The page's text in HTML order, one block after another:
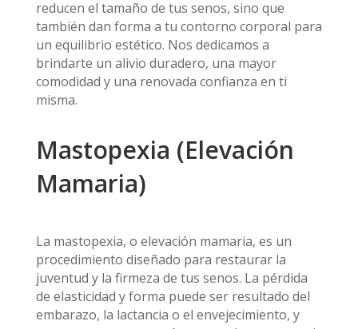
reducen el tamaño de tus senos, sino que
también dan forma a tu contorno corporal para
un equilibrio estético. Nos dedicamos a
brindarte un alivio duradero, una mayor
comodidad y una renovada confianza en ti
misma.
Mastopexia (Elevación
Mamaria)
La mastopexia, o elevación mamaria, es un
procedimiento diseñado para restaurar la
juventud y la firmeza de tus senos. La pérdida
de elasticidad y forma puede ser resultado del
embarazo, la lactancia o el envejecimiento, y